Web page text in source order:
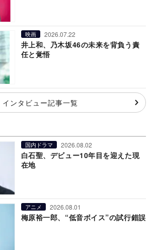
映画 2026.07.22
井上和、乃木坂46の未来を背負う責
任と覚悟
インタビュー記事一覧
国内ドラマ 2026.08.02
白石聖、デビュー10年目を迎えた現
在地
アニメ 2026.08.01
梅原裕一郎、“低音ボイス”の試行錯誤